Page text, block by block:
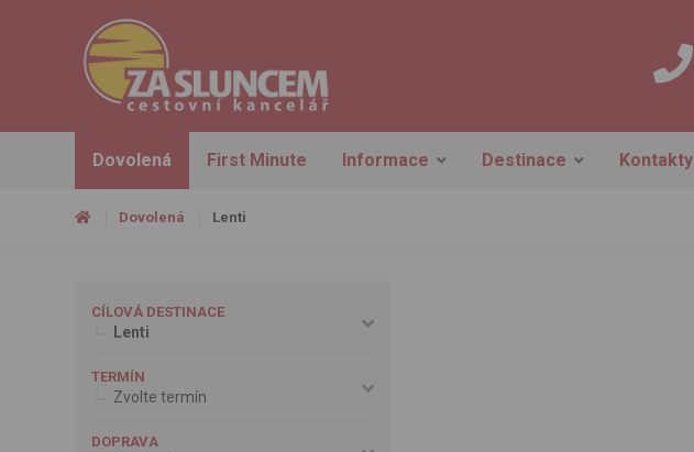
Dovolená First Minute Informace Destinace Kontakty
Dovolená Lenti
CÍLOVÁ DESTINACE
Lenti
TERMÍN
Zvolte termín
DOPRAVA